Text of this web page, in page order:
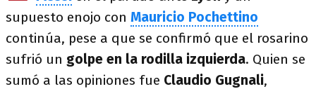
supuesto enojo con Mauricio Pochettino
continúa, pese a que se confirmó que el rosarino
sufrió un golpe en la rodilla izquierda. Quien se
sumó a las opiniones fue Claudio Gugnali,